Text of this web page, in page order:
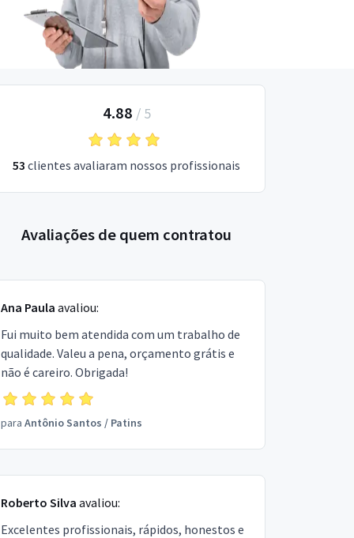
4.88 / 5
53 clientes avaliaram nossos profissionais
Avaliações de quem contratou
Ana Paula avaliou:
Fui muito bem atendida com um trabalho de
qualidade. Valeu a pena, orçamento grátis e
não é careiro. Obrigada!
para Antônio Santos / Patins
Roberto Silva avaliou:
Excelentes profissionais, rápidos, honestos e